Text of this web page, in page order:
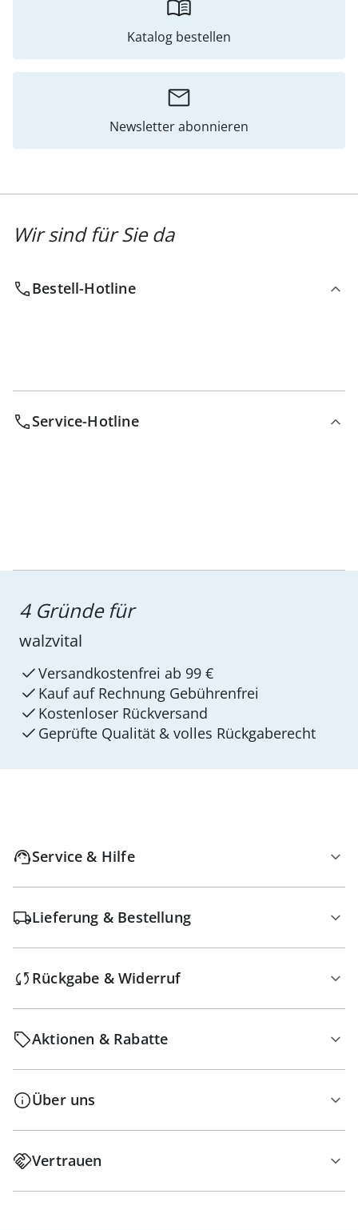
Katalog bestellen
Newsletter abonnieren
Wir sind für Sie da
Bestell-Hotline
Service-Hotline
4 Gründe für
walzvital
Versandkostenfrei ab 99 €
Kauf auf Rechnung Gebührenfrei
Kostenloser Rückversand
Geprüfte Qualität & volles Rückgaberecht
Service & Hilfe
Lieferung & Bestellung
Rückgabe & Widerruf
Aktionen & Rabatte
Über uns
Vertrauen